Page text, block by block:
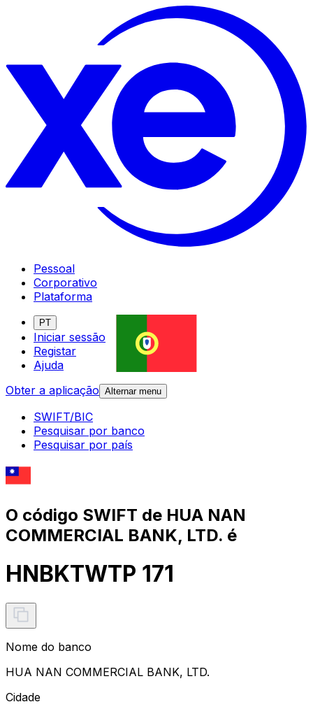
Pessoal
Corporativo
Plataforma
PT
Iniciar sessão
Registar
Ajuda
Obter a aplicação Alternar menu
SWIFT/BIC
Pesquisar por banco
Pesquisar por país
O código SWIFT de HUA NAN
COMMERCIAL BANK, LTD. é
HNBKTWTP 171
Nome do banco
HUA NAN COMMERCIAL BANK, LTD.
Cidade